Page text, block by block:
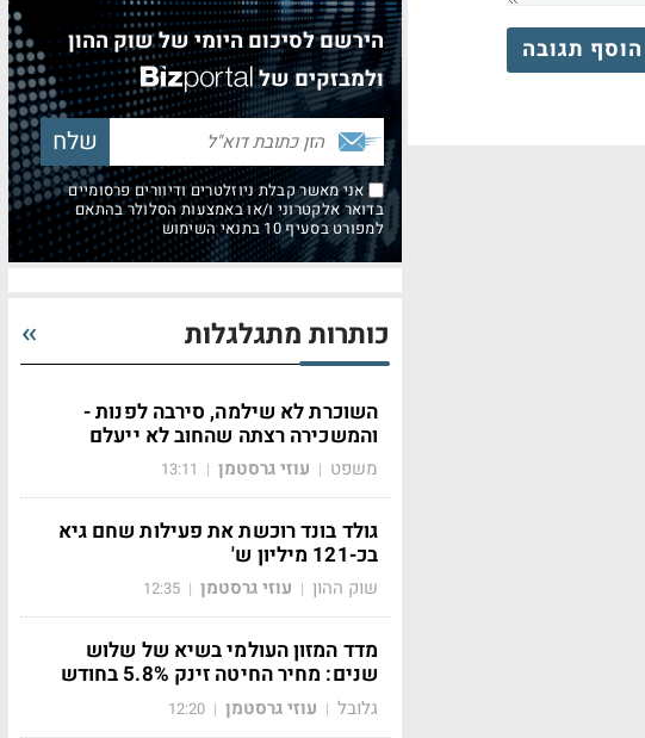
הוסף תגובה
הירשם לסיכום היומי של שוק ההון
ולמבזקים של
אני מאשר קבלת ניוזלטרים ודיוורים פרסומיים
בדואר אלקטרוני ו/או באמצעות הסלולר בהתאם
למפורט בסעיף 10 בתנאי השימוש
כותרות מתגלגלות
השוכרת לא שילמה, סירבה לפנות -
והמשכירה רצתה שהחוב לא ייעלם
משפט | עוזי גרסטמן |
13:11
גולד בונד רוכשת את פעילות שחם גיא
בכ-121 מיליון ש'
שוק ההון | עוזי גרסטמן |
12:35
מדד המזון העולמי בשיא של שלוש
שנים: מחיר החיטה זינק 5.8% בחודש
גלובל | עוזי גרסטמן |
12:20